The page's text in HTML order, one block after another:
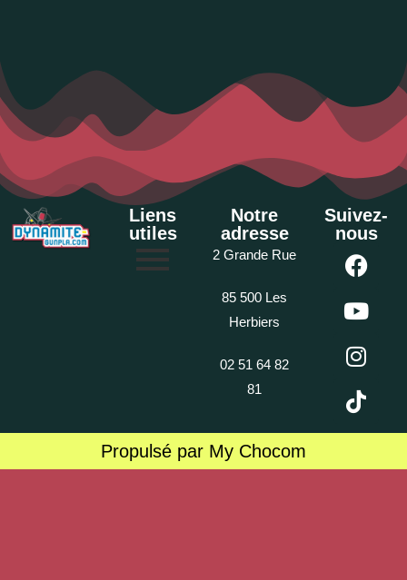
Liens
utiles
Notre
adresse
2 Grande Rue
85 500 Les
Herbiers
02 51 64 82
81
Suivez-
nous
Propulsé par My Chocom